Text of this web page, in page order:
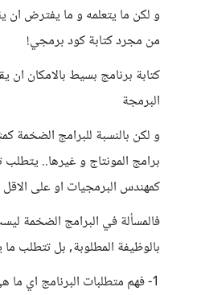
و لكن ما يتعلمه و ما يفترض ان
من مجرد كتابة كود برمجي!
كتابة برنامج بسيط بالامكان
البرمجة
و لكن بالنسبة للبرامج الضخمة
برامج المونتاج و غيرها..
كمهندس البرمجيات او على
فالمسألة في البرامج الضخمة
بالوظيفة المطلوبة, بل تتطلب ما
1- فهم متطلبات البرنامج اي